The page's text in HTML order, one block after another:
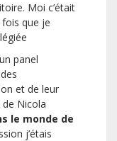
Moi c’était
que je
panel
et de leur
de Nicola
le monde de
j’étais